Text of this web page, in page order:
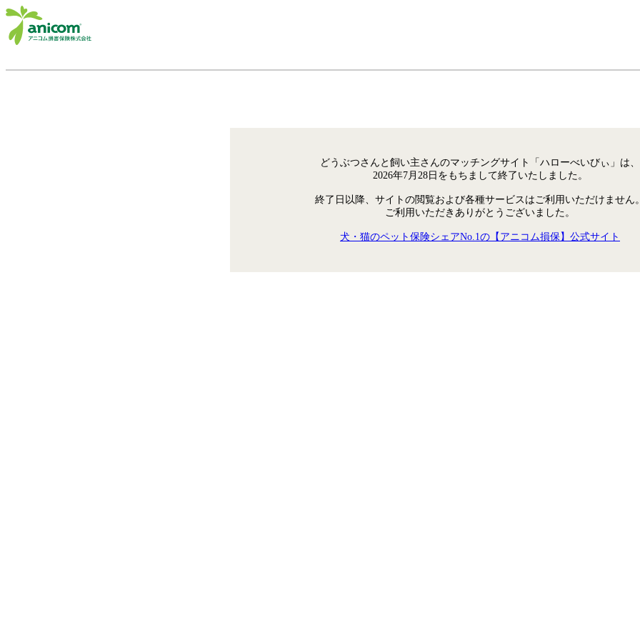
どうぶつさんと飼い主さんのマッチングサイト「ハローべいびぃ」は、
2026年7月28日をもちまして終了いたしました。
終了日以降、サイトの閲覧および各種サービスはご利用いただけません
ご利用いただきありがとうございました。
犬・猫のペット保険シェアNo.1の【アニコム損保】公式サイト